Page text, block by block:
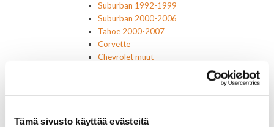
Tämä sivusto käyttää evästeitä
Suburban 1992-1999
Suburban 2000-2006
Tahoe 2000-2007
Corvette
Chevrolet muut
Chrysler
Buick